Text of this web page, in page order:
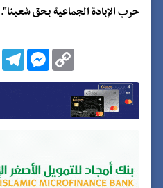
حرب الإبادة الجماعية بحق شعبنا".
T
e
l
e
a
M
e
s
s
g
C
o
p
y
L
i
n